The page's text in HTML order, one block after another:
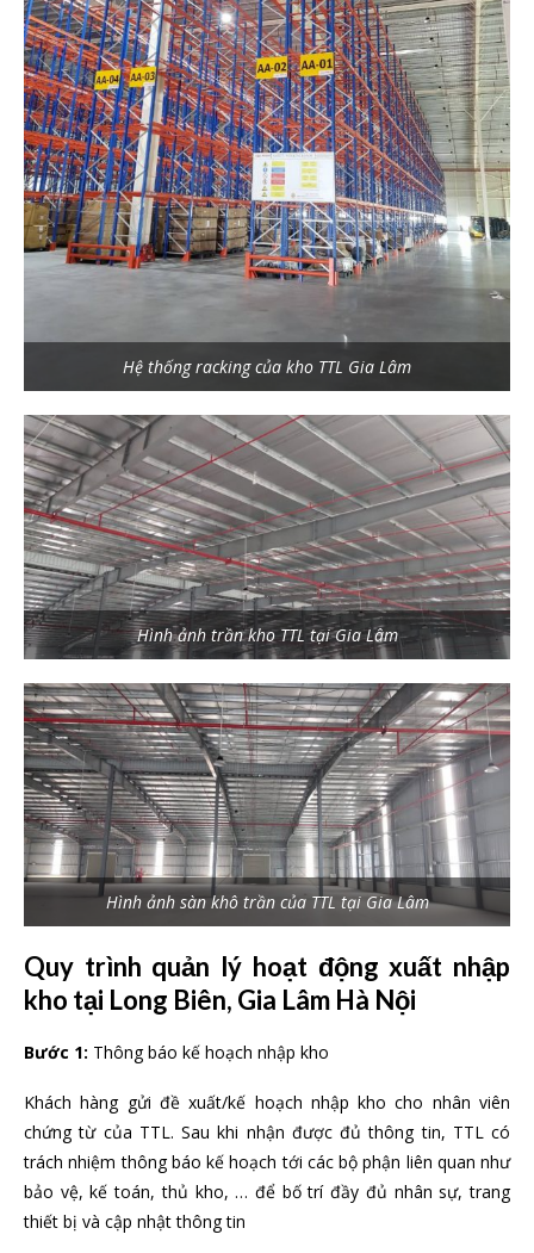
Hệ thống racking của kho TTL Gia Lâm
Hình ảnh trần kho TTL tại Gia Lâm
Hình ảnh sàn khô trần của TTL tại Gia Lâm
Quy trình quản lý hoạt động xuất nhập
kho tại Long Biên, Gia Lâm Hà Nội
Bước 1: Thông báo kế hoạch nhập kho
Khách hàng gửi đề xuất/kế hoạch nhập kho cho nhân viên
chứng từ của TTL. Sau khi nhận được đủ thông tin, TTL có
trách nhiệm thông báo kế hoạch tới các bộ phận liên quan như
bảo vệ, kế toán, thủ kho, … để bố trí đầy đủ nhân sự, trang
thiết bị và cập nhật thông tin